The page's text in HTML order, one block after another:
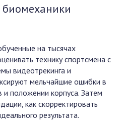
на тысячах
технику спортсмена с
видеотрекинга и
мельчайшие ошибки в
и положении корпуса. Затем
как скорректировать
результата.